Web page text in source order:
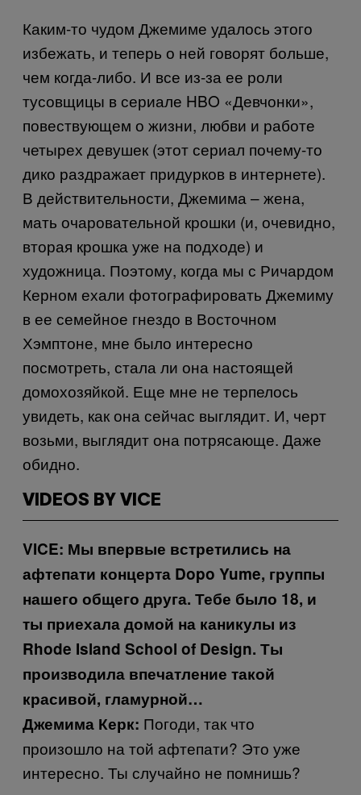
Каким-то чудом Джемиме удалось этого
избежать, и теперь о ней говорят больше,
чем когда-либо. И все из-за ее роли
тусовщицы в сериале HBO «Девчонки»,
повествующем о жизни, любви и работе
четырех девушек (этот сериал почему-то
дико раздражает придурков в интернете).
В действительности, Джемима – жена,
мать очаровательной крошки (и, очевидно,
вторая крошка уже на подходе) и
художница. Поэтому, когда мы с Ричардом
Керном ехали фотографировать Джемиму
в ее семейное гнездо в Восточном
Хэмптоне, мне было интересно
посмотреть, стала ли она настоящей
домохозяйкой. Еще мне не терпелось
увидеть, как она сейчас выглядит. И, черт
возьми, выглядит она потрясающе. Даже
обидно.
VIDEOS BY VICE
VICE: Мы впервые встретились на
афтепати концерта Dopo Yume, группы
нашего общего друга. Тебе было 18, и
ты приехала домой на каникулы из
Rhode Island School of Design. Ты
производила впечатление такой
красивой, гламурной…
Джемима Керк: Погоди, так что
произошло на той афтепати? Это уже
интересно. Ты случайно не помнишь?